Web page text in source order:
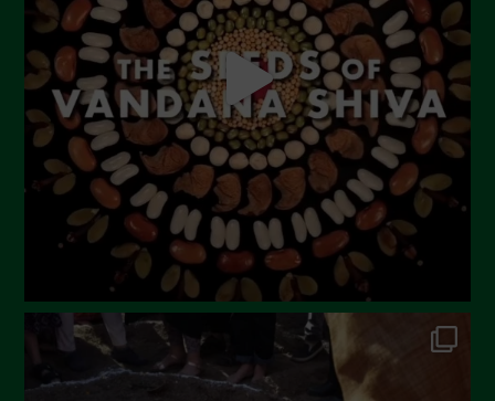
Luglio 2023
Giugno 2023
Maggio 2023
Aprile 2023
Marzo 2023
Febbraio 2023
Dicembre 2022
Novembre 2022
Ottobre 2022
Settembre 2022